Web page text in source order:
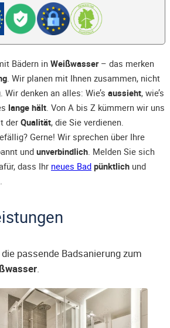
Bädern in Weißwasser– das merken
. Wir planen mit Ihnen zusammen, nicht
denken an alles: Wie’s aussieht, wie’s
lange hält. Von A bis Z kümmern wir uns
der Qualität, die Sie verdienen.
Gerne! Wir sprechen über Ihre
und unverbindlich. Melden Sie sich
dass Ihr neues Bad pünktlich und
passende Badsanierung zum
.